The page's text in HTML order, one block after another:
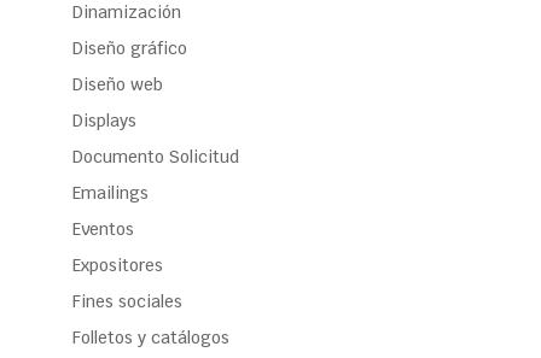
Dinamización
Diseño gráfico
Diseño web
Displays
Documento Solicitud
Emailings
Eventos
Expositores
Fines sociales
Folletos y catálogos